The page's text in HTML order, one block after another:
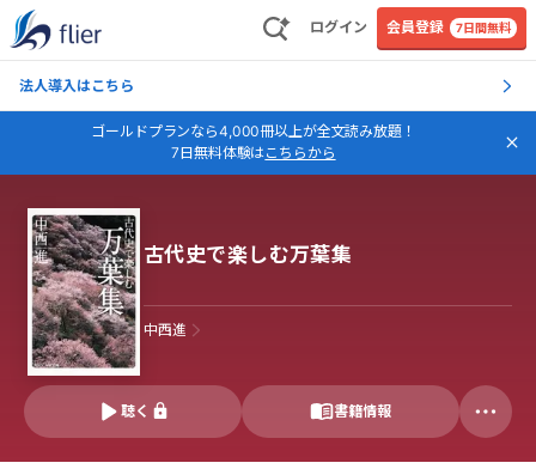
ログイン 会員登録 7日間無料
法人導入はこちら
ゴールドプランなら4,000冊以上が全文読み放題！
7日無料体験はこちらから
古代史で楽しむ万葉集
中西進
聴く 書籍情報